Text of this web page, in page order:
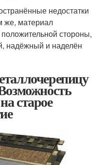
недостатки
же, материал
стороны,
надёжный и наделён
старое